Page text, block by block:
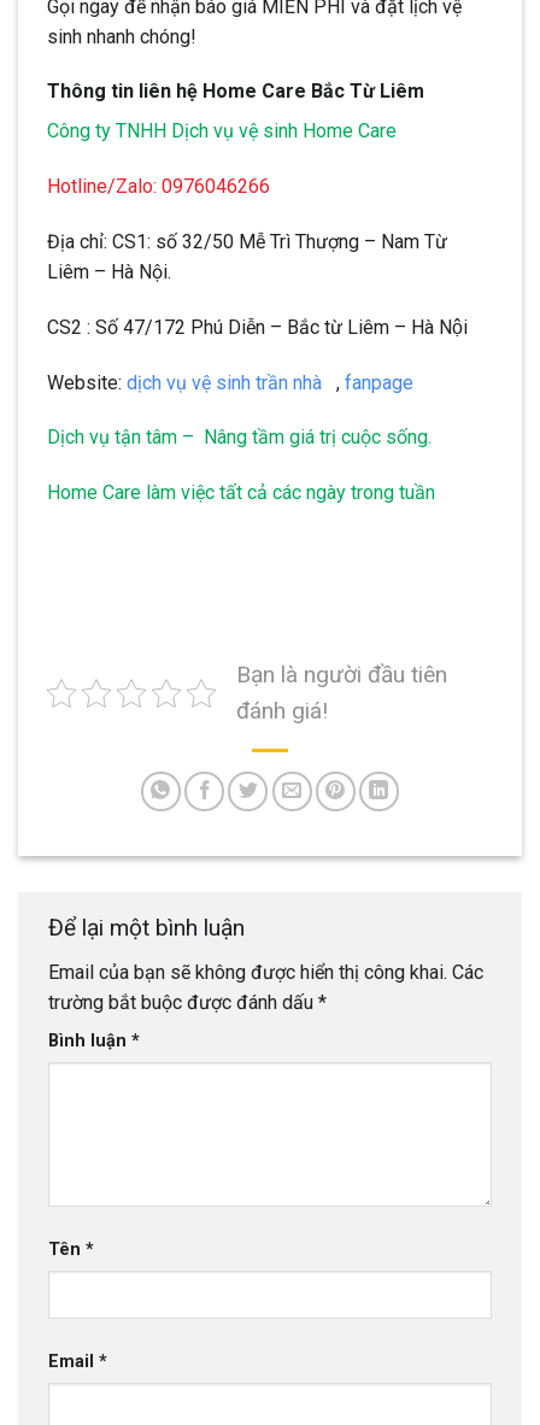
Gọi ngay để nhận báo giá MIỄN PHÍ và đặt lịch vệ
sinh nhanh chóng!
Thông tin liên hệ Home Care Bắc Từ Liêm
Công ty TNHH Dịch vụ vệ sinh Home Care
Hotline/Zalo: 0976046266
Địa chỉ: CS1: số 32/50 Mễ Trì Thượng – Nam Từ
Liêm – Hà Nội.
CS2 : Số 47/172 Phú Diễn – Bắc từ Liêm – Hà Nội
Website: dịch vụ vệ sinh trần nhà , fanpage
Dịch vụ tận tâm – Nâng tầm giá trị cuộc sống.
Home Care làm việc tất cả các ngày trong tuần
Bạn là người đầu tiên
đánh giá!
Để lại một bình luận
Email của bạn sẽ không được hiển thị công khai. Các
trường bắt buộc được đánh dấu *
Bình luận *
Tên *
Email *